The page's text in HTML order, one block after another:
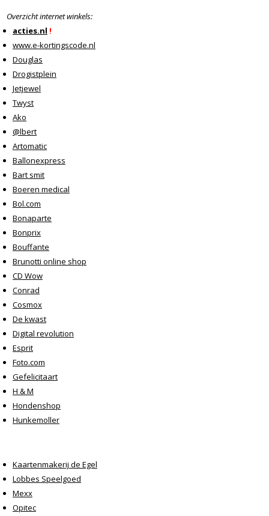
Overzicht internet winkels:
acties.nl !
www.e-kortingscode.nl
Douglas
Drogistplein
Jetjewel
Twyst
Ako
@lbert
Artomatic
Ballonexpress
Bart smit
Boeren medical
Bol.com
Bonaparte
Bonprix
Bouffante
Brunotti online shop
CD Wow
Conrad
Cosmox
De kwast
Digital revolution
Esprit
Foto.com
Gefelicitaart
H & M
Hondenshop
Hunkemoller
Kaartenmakerij de Egel
Lobbes Speelgoed
Mexx
Opitec